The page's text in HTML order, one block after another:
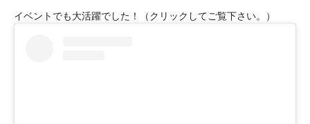
イベントでも大活躍でした！（クリックしてご覧下さい。）